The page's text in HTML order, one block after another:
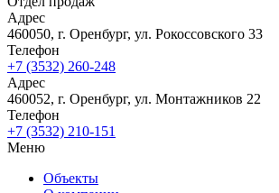
ЖК «Новый взгляд»
ЖК «Притяжение»
ЖК «Победа»
ЖК «Ботанический сад»
ВСЕ ПРОЕКТЫ
О компании
Новости
Новости
Ход строительства
Ипотека
Контакты